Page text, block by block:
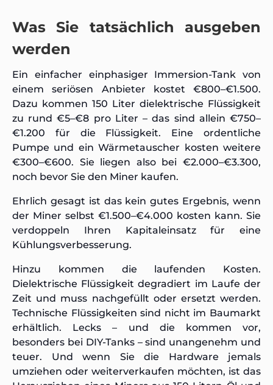
Was Sie tatsächlich ausgeben
werden
Ein einfacher einphasiger Immersion-Tank von
einem seriösen Anbieter kostet €800–€1.500.
Dazu kommen 150 Liter dielektrische Flüssigkeit
zu rund €5–€8 pro Liter – das sind allein €750–
€1.200 für die Flüssigkeit. Eine ordentliche
Pumpe und ein Wärmetauscher kosten weitere
€300–€600. Sie liegen also bei €2.000–€3.300,
noch bevor Sie den Miner kaufen.
Ehrlich gesagt ist das kein gutes Ergebnis, wenn
der Miner selbst €1.500–€4.000 kosten kann. Sie
verdoppeln Ihren Kapitaleinsatz für eine
Kühlungsverbesserung.
Hinzu kommen die laufenden Kosten.
Dielektrische Flüssigkeit degradiert im Laufe der
Zeit und muss nachgefüllt oder ersetzt werden.
Technische Flüssigkeiten sind nicht im Baumarkt
erhältlich. Lecks – und die kommen vor,
besonders bei DIY-Tanks – sind unangenehm und
teuer. Und wenn Sie die Hardware jemals
umziehen oder weiterverkaufen möchten, ist das